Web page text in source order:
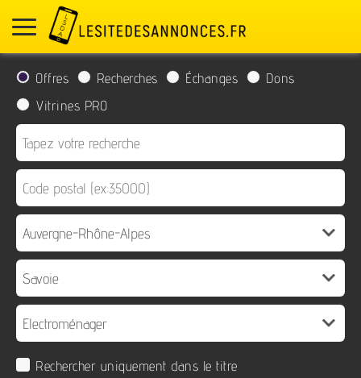
Offres Recherches Échanges
Dons
Vitrines PRO
Rechercher uniquement dans le titre